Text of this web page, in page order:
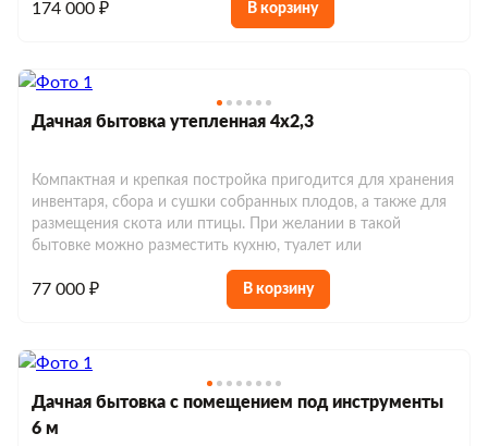
174 000 ₽ В корзину
Дачная бытовка утепленная 4х2,3
Компактная и крепкая постройка пригодится для хранения
инвентаря, сбора и сушки собранных плодов, а также для
размещения скота или птицы. При желании в такой
бытовке можно разместить кухню, туалет или
77 000 ₽ В корзину
Дачная бытовка с помещением под инструменты
6 м